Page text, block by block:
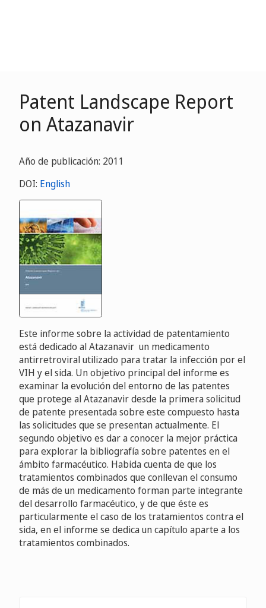
Patent Landscape Report
on Atazanavir
Año de publicación: 2011
DOI: English
Este informe sobre la actividad de patentamiento
está dedicado al Atazanavir  un medicamento
antirretroviral utilizado para tratar la infección por el
VIH y el sida. Un objetivo principal del informe es
examinar la evolución del entorno de las patentes
que protege al Atazanavir desde la primera solicitud
de patente presentada sobre este compuesto hasta
las solicitudes que se presentan actualmente. El
segundo objetivo es dar a conocer la mejor práctica
para explorar la bibliografía sobre patentes en el
ámbito farmacéutico. Habida cuenta de que los
tratamientos combinados que conllevan el consumo
de más de un medicamento forman parte integrante
del desarrollo farmacéutico, y de que éste es
particularmente el caso de los tratamientos contra el
sida, en el informe se dedica un capítulo aparte a los
tratamientos combinados.